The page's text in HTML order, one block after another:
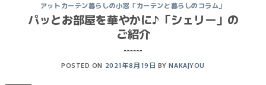
アットカーテン暮らしの小窓「カーテンと暮らしのコラム」
パッとお部屋を華やかに♪「シェリー」の
ご紹介
POSTED ON 2021年8月19日 BYNAKAJYOU